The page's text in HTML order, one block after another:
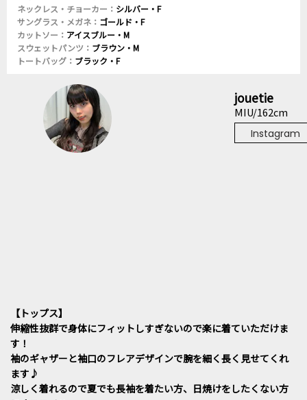
ネックレス・チョーカー： シルバー・F
サングラス・メガネ： ゴールド・F
カットソー： アイスブルー・M
スウェットパンツ： ブラウン・M
トートバッグ： ブラック・F
jouetie
MIU/162cm
Instagram
【トップス】
伸縮性抜群で身体にフィットしすぎないので楽に着ていただけま
す！
袖のギャザーと袖口のフレアデザインで腕を細く長く見せてくれ
ます♪
涼しく着れるので夏でも長袖を着たい方、日焼けをしたくない方